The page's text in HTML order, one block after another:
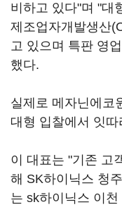
비하고 있다"며 "대
제조업자개발생산
고 있으며 특판 영
했다.
실제로 메자닌에코
대형 입찰에서 잇
이 대표는 "기존 고
해 SK하이닉스 청
는 sk하이닉스 이천